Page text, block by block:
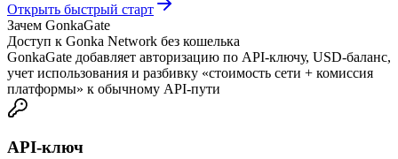
Открыть быстрый старт
Зачем GonkaGate
Доступ к Gonka Network без кошелька
GonkaGate добавляет авторизацию по API-ключу, USD-баланс,
учет использования и разбивку «стоимость сети + комиссия
платформы» к обычному API-пути
API-ключ